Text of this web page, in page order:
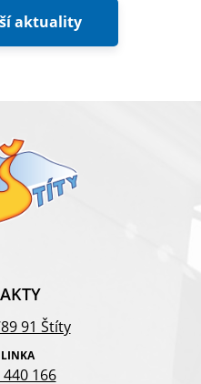
aktuality
91 Štíty
166